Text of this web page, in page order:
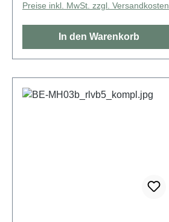
Preise inkl. MwSt. zzgl. Versandkosten
In den Warenkorb